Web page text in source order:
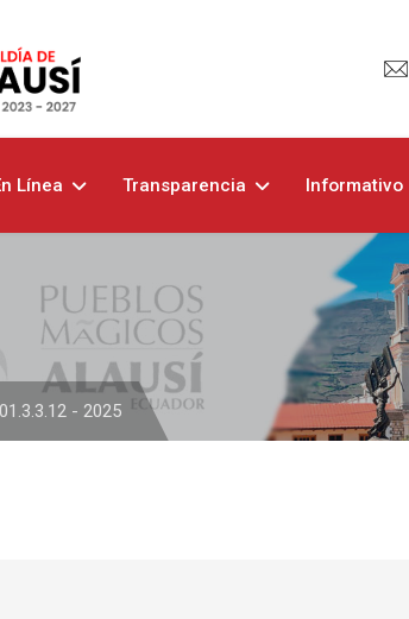
Línea Transparencia Informativo
01.3.3.12 - 2025